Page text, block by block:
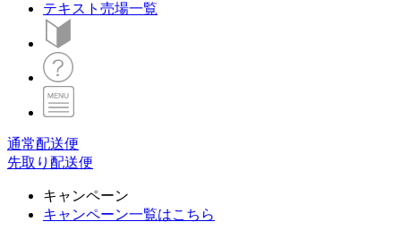
テキスト売場一覧
通常配送便
先取り配送便
キャンペーン
キャンペーン一覧はこちら